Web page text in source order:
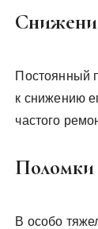
Постоянный
к снижению
частого
Поломки
В особо